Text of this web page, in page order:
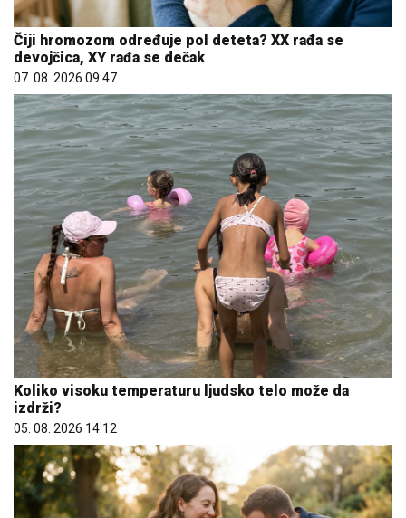
Čiji hromozom određuje pol deteta? XX rađa se
devojčica, XY rađa se dečak
07. 08. 2026 09:47
Koliko visoku temperaturu ljudsko telo može da
izdrži?
05. 08. 2026 14:12